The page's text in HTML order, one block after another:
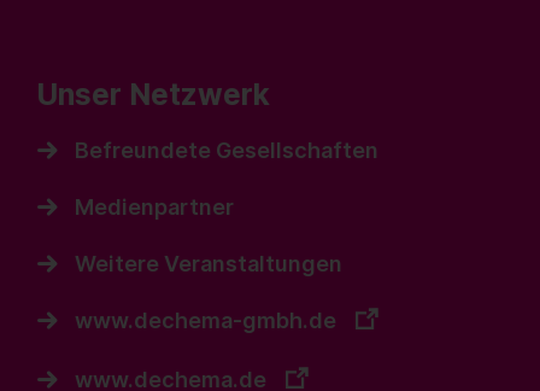
Unser Netzwerk
Befreundete Gesellschaften
Medienpartner
Weitere Veranstaltungen
www.dechema-gmbh.de
www.dechema.de